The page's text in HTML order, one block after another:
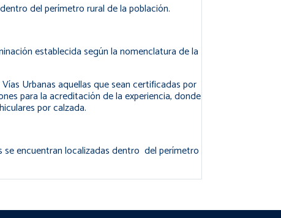
del perímetro rural de la población.
establecida según la nomenclatura de la
Urbanas aquellas que sean certificadas por
para la acreditación de la experiencia, donde
por calzada.
se encuentran localizadas dentro del perímetro